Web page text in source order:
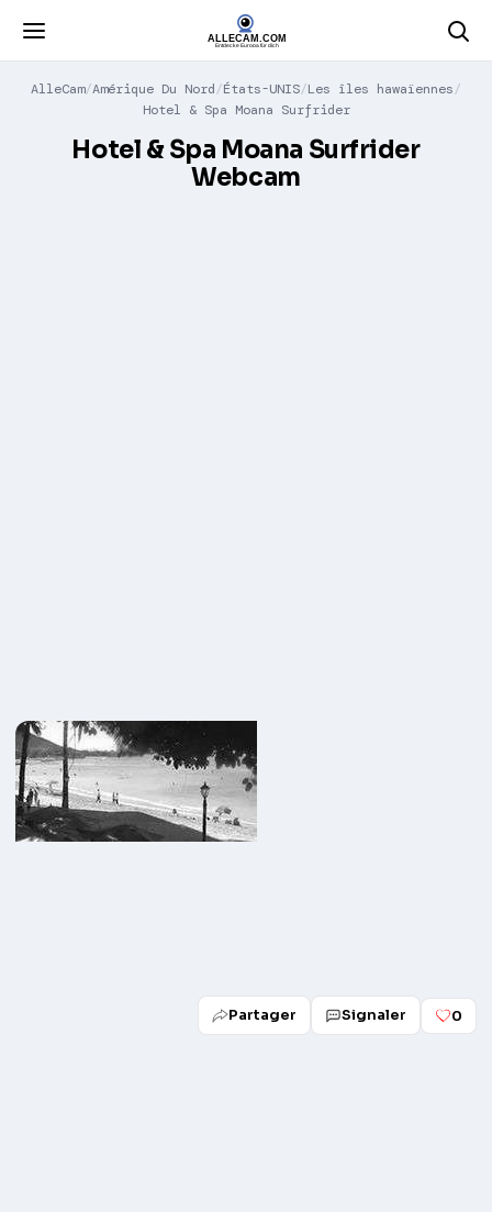
AlleCam Amérique Du Nord États-UNIS Les îles hawaïennes
Hotel & Spa Moana Surfrider
Hotel & Spa Moana Surfrider
Webcam
Partager Signaler 0